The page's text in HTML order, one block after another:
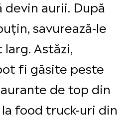
devin aurii. După
savurează-le
Astăzi,
fi găsite peste
de top din
food truck-uri din